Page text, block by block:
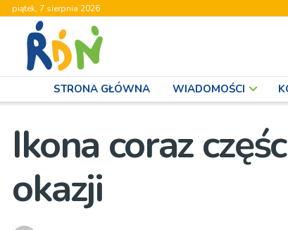
piątek, 7 sierpnia 2026
STRONA GŁÓWNA WIADOMOŚCI
Ikona coraz
okazji